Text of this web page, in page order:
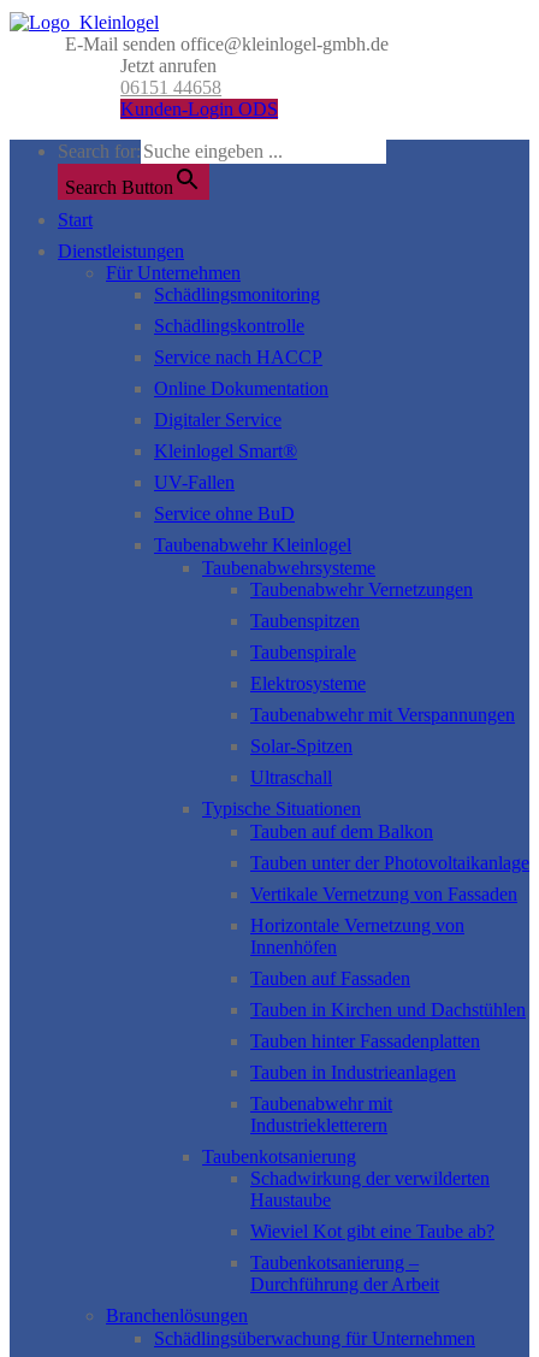
E-Mail senden office@kleinlogel-gmbh.de
Jetzt anrufen
06151 44658
Kunden-Login ODS
Search for:
Search Button
Start
Dienstleistungen
Für Unternehmen
Schädlingsmonitoring
Schädlingskontrolle
Service nach HACCP
Online Dokumentation
Digitaler Service
Kleinlogel Smart®
UV-Fallen
Service ohne BuD
Taubenabwehr Kleinlogel
Taubenabwehrsysteme
Taubenabwehr Vernetzungen
Taubenspitzen
Taubenspirale
Elektrosysteme
Taubenabwehr mit Verspannungen
Solar-Spitzen
Ultraschall
Typische Situationen
Tauben auf dem Balkon
Tauben unter der Photovoltaikanlage
Vertikale Vernetzung von Fassaden
Horizontale Vernetzung von
Innenhöfen
Tauben auf Fassaden
Tauben in Kirchen und Dachstühlen
Tauben hinter Fassadenplatten
Tauben in Industrieanlagen
Taubenabwehr mit
Industriekletterern
Taubenkotsanierung
Schadwirkung der verwilderten
Haustaube
Wieviel Kot gibt eine Taube ab?
Taubenkotsanierung –
Durchführung der Arbeit
Branchenlösungen
Schädlingsüberwachung für Unternehmen